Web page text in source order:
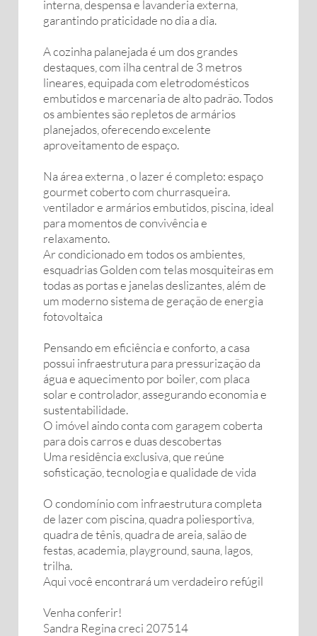
interna, despensa e lavanderia externa,
garantindo praticidade no dia a dia.
A cozinha palanejada é um dos grandes
destaques, com ilha central de 3 metros
lineares, equipada com eletrodomésticos
embutidos e marcenaria de alto padrão. Todos
os ambientes são repletos de armários
planejados, oferecendo excelente
aproveitamento de espaço.
Na área externa , o lazer é completo: espaço
gourmet coberto com churrasqueira.
ventilador e armários embutidos, piscina, ideal
para momentos de convivência e
relaxamento.
Ar condicionado em todos os ambientes,
esquadrias Golden com telas mosquiteiras em
todas as portas e janelas deslizantes, além de
um moderno sistema de geração de energia
fotovoltaica
Pensando em eficiência e conforto, a casa
possui infraestrutura para pressurização da
água e aquecimento por boiler, com placa
solar e controlador, assegurando economia e
sustentabilidade.
O imóvel aindo conta com garagem coberta
para dois carros e duas descobertas
Uma residência exclusiva, que reúne
sofisticação, tecnologia e qualidade de vida
O condomínio com infraestrutura completa
de lazer com piscina, quadra poliesportiva,
quadra de tênis, quadra de areia, salão de
festas, academia, playground, sauna, lagos,
trilha.
Aqui você encontrará um verdadeiro refúgil
Venha conferir!
Sandra Regina creci 207514